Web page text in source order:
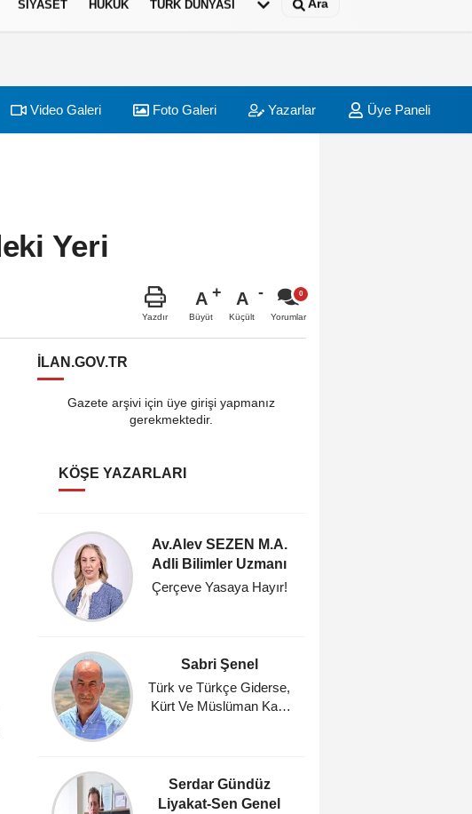
SİYASET HUKUK TÜRK DÜNYASI Ara
Video Galeri Foto Galeri Yazarlar Üye Paneli
Yeri
Yazdır
A
Büyüt
A
Küçült Yorumlar
ILAN.GOV.TR
Gazete arşivi için üye girişi yapmanız
gerekmektedir.
KÖŞE YAZARLARI
Av.Alev SEZEN M.A.
Adli Bilimler Uzmanı
Çerçeve Yasaya Hayır!
Sabri Şenel
Türk ve Türkçe Giderse,
Kürt Ve Müslüman Kalır
Serdar Gündüz
Liyakat-Sen Genel